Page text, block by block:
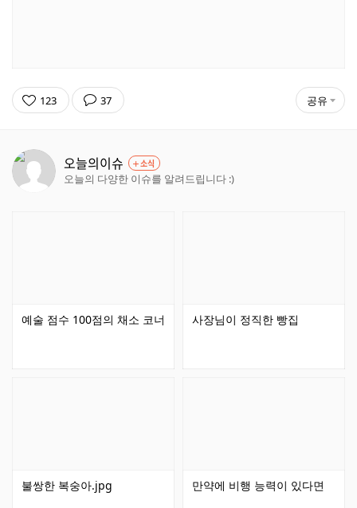
123 37 공유
소식
오늘의이슈
오늘의 다양한 이슈를 알려드립니다 :)
예술 점수 100점의 채소 코너 사장님이 정직한 빵집
불쌍한 복숭아.jpg 만약에 비행 능력이 있다면